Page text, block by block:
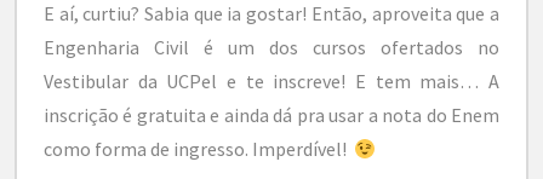
E aí, curtiu? Sabia que ia gostar! Então, aproveita que a
Engenharia Civil é um dos cursos ofertados no
Vestibular da UCPel e te inscreve! E tem mais… A
inscrição é gratuita e ainda dá pra usar a nota do Enem
como forma de ingresso. Imperdível!